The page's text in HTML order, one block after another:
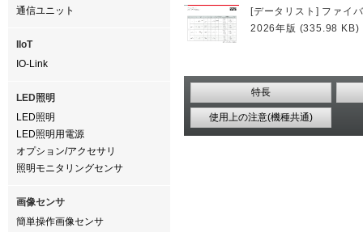
通信ユニット
IIoT
IO-Link
LED照明
LED照明
LED照明用電源
オプション/アクセサリ
照明モニタリングセンサ
画像センサ
簡単操作画像センサ
[データリスト] ファイ
2026年版 (335.98 KB)
特長
使用上の注意(機種共通)